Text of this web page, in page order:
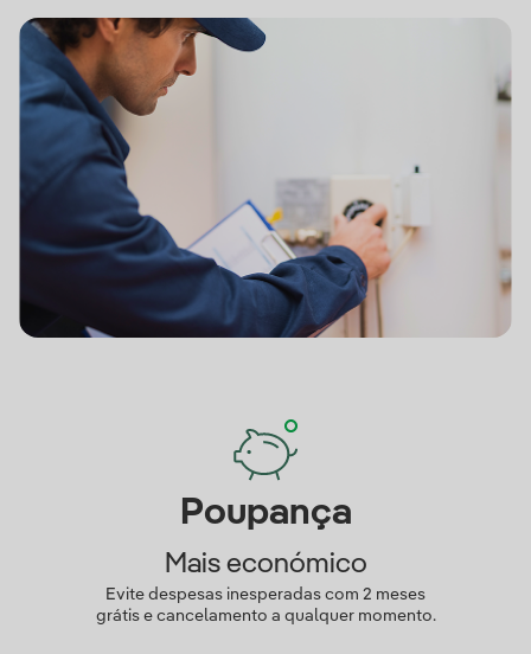
Poupança
Mais económico
Evite despesas inesperadas com 2 meses
grátis e cancelamento a qualquer momento.